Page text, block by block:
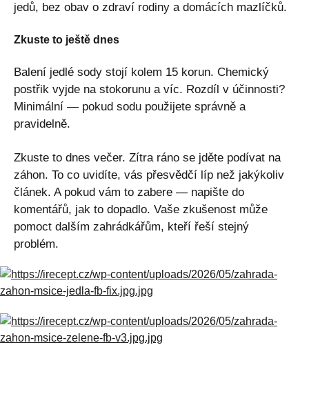
jedů, bez obav o zdraví rodiny a domácích mazlíčků.
Zkuste to ještě dnes
Balení jedlé sody stojí kolem 15 korun. Chemický
postřik vyjde na stokorunu a víc. Rozdíl v účinnosti?
Minimální — pokud sodu použijete správně a
pravidelně.
Zkuste to dnes večer. Zítra ráno se jděte podívat na
záhon. To co uvidíte, vás přesvědčí líp než jakýkoliv
článek. A pokud vám to zabere — napište do
komentářů, jak to dopadlo. Vaše zkušenost může
pomoct dalším zahrádkářům, kteří řeší stejný
problém.